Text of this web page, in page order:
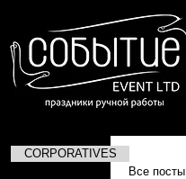
Все посты
CORPORATIVES